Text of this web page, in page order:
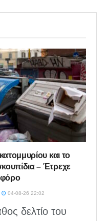
και το
– Έτρεχε
04-08-26 22:02
δελτίο του